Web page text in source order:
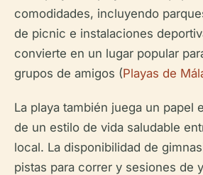
comodidades, incluyendo
de picnic e instalaciones
convierte en un lugar popular
grupos de amigos (Playas de
La playa también juega un papel
de un estilo de vida saludable
local. La disponibilidad de
pistas para correr y sesiones de